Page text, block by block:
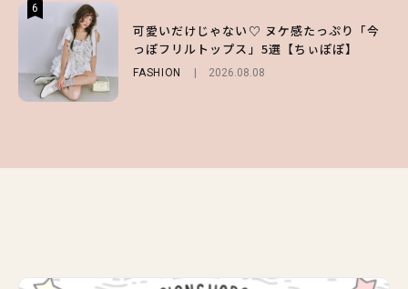
6
可愛いだけじゃない♡ ヌケ感たっぷり「今
っぽフリルトップス」5選【ちぃぽぽ】
FASHION 2026.08.08
6
【ハローキティ】がスシローと初コラボ♡
第1弾の気になるメニュー＆限定グッズを総
チェック！
6
【GU】夏の“主役級”アイテム決定！ヘルシ
ー＆可愛すぎる「大人の肌見せ」トップス3
選